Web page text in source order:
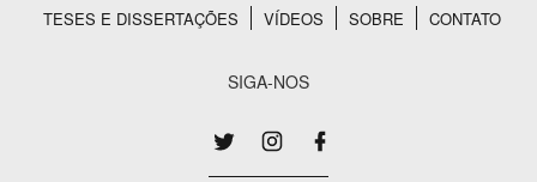
TESES E DISSERTAÇÕES
VÍDEOS SOBRE CONTATO
SIGA-NOS